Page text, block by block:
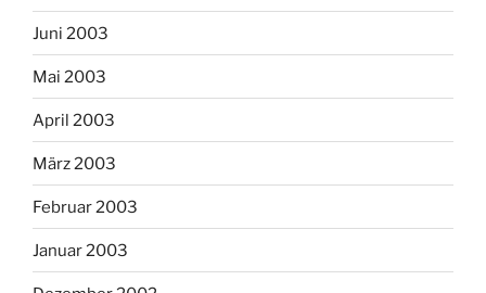
Juni 2003
Mai 2003
April 2003
März 2003
Februar 2003
Januar 2003